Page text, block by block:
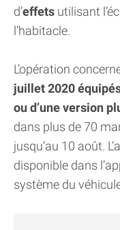
d’effets utilisant
l’habitacle.
L’opération
juillet 2020
ou d’une version
dans plus de 70
jusqu’au 10 août.
disponible dans
système du